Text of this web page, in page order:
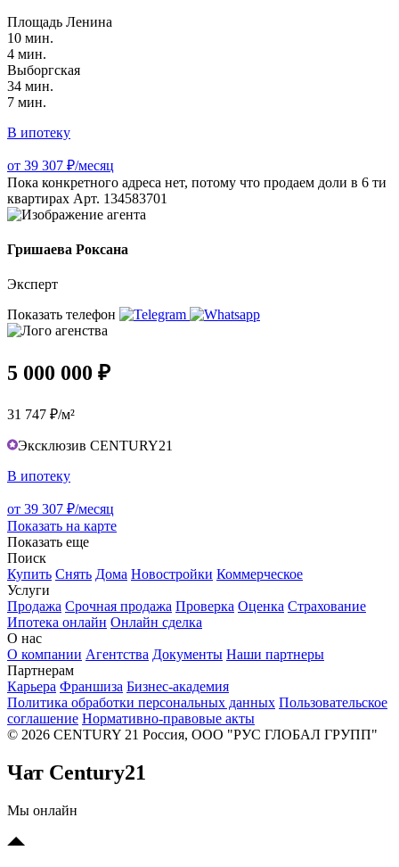
Площадь Ленина
10 мин.
4 мин.
Выборгская
34 мин.
7 мин.
В ипотеку
от 39 307 ₽/месяц
Пока конкретного адреса нет, потому что продаем доли в 6 ти
квартирах Арт. 134583701
Гришаева Роксана
Эксперт
Показать телефон
5 000 000 ₽
31 747 ₽/м²
Эксклюзив CENTURY21
В ипотеку
от 39 307 ₽/месяц
Показать на карте
Показать еще
Поиск
Купить Снять Дома Новостройки Коммерческое
Услуги
Продажа Срочная продажа Проверка Оценка Страхование
Ипотека онлайн Онлайн сделка
О нас
О компании Агентства Документы Наши партнеры
Партнерам
Карьера Франшиза Бизнес-академия
Политика обработки персональных данных Пользовательское
соглашение Нормативно-правовые акты
© 2026 CENTURY 21 Россия, ООО "РУС ГЛОБАЛ ГРУПП"
Чат Century21
Мы онлайн